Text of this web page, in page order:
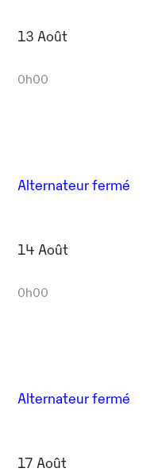
13 Août
0h00
Alternateur fermé
14 Août
0h00
Alternateur fermé
17 Août